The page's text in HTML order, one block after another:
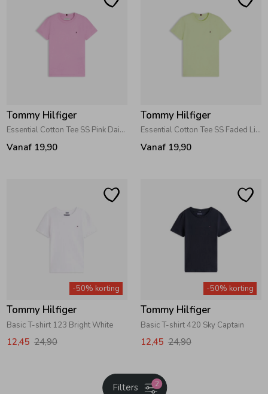
Tommy Hilfiger
Essential Cotton Tee SS Pink Daisy
Vanaf 19,90
Tommy Hilfiger
Essential Cotton Tee SS Faded Lime
Vanaf 19,90
-50% korting
Tommy Hilfiger
Basic T-shirt 123 Bright White
12,45 24,90
-50% korting
Tommy Hilfiger
Basic T-shirt 420 Sky Captain
12,45 24,90
2
Filters